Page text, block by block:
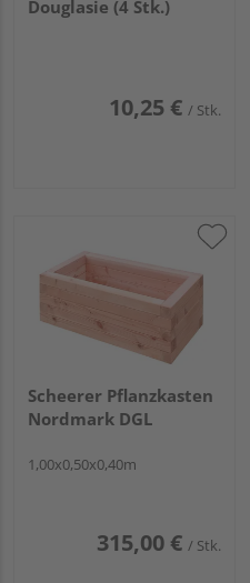
Douglasie (4 Stk.)
10,25 € / Stk.
Scheerer Pflanzkasten
Nordmark DGL
1,00x0,50x0,40m
315,00 € / Stk.